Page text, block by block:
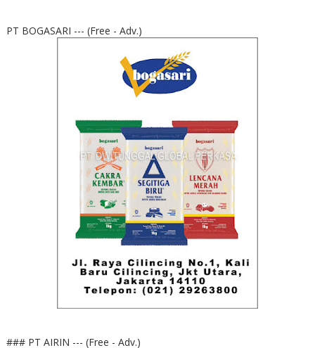
PT BOGASARI --- (Free - Adv.)
### PT AIRIN --- (Free - Adv.)